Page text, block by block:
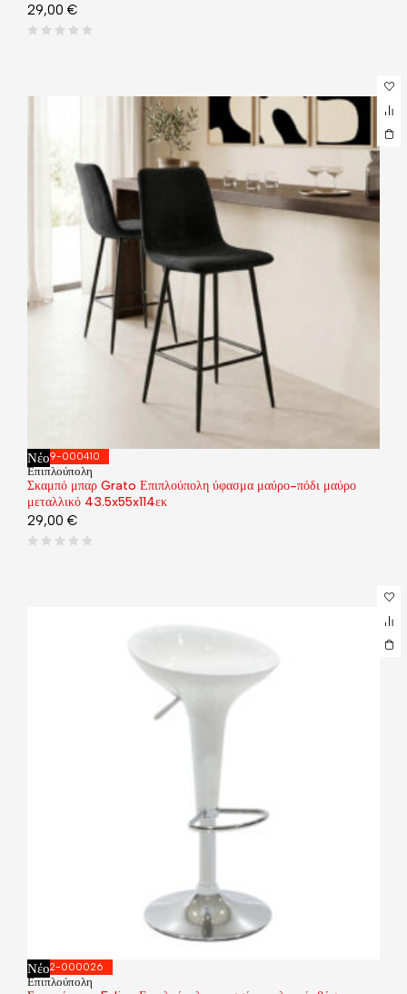
29,00 €
Νέο029-000410
Επιπλούπολη
Σκαμπό μπαρ Grato Επιπλούπολη ύφασμα μαύρο-πόδι μαύρο
μεταλλικό 43.5x55x114εκ
29,00 €
Νέο292-000026
Επιπλούπολη